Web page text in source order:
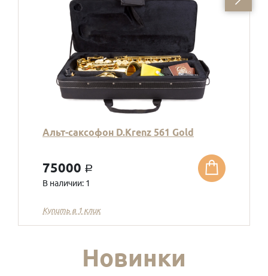
Альт-саксофон D.Krenz 561 Gold
75000 a
В наличии: 1
Купить в 1 клик
Новинки